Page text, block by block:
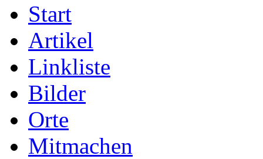
Start
Artikel
Linkliste
Bilder
Orte
Mitmachen